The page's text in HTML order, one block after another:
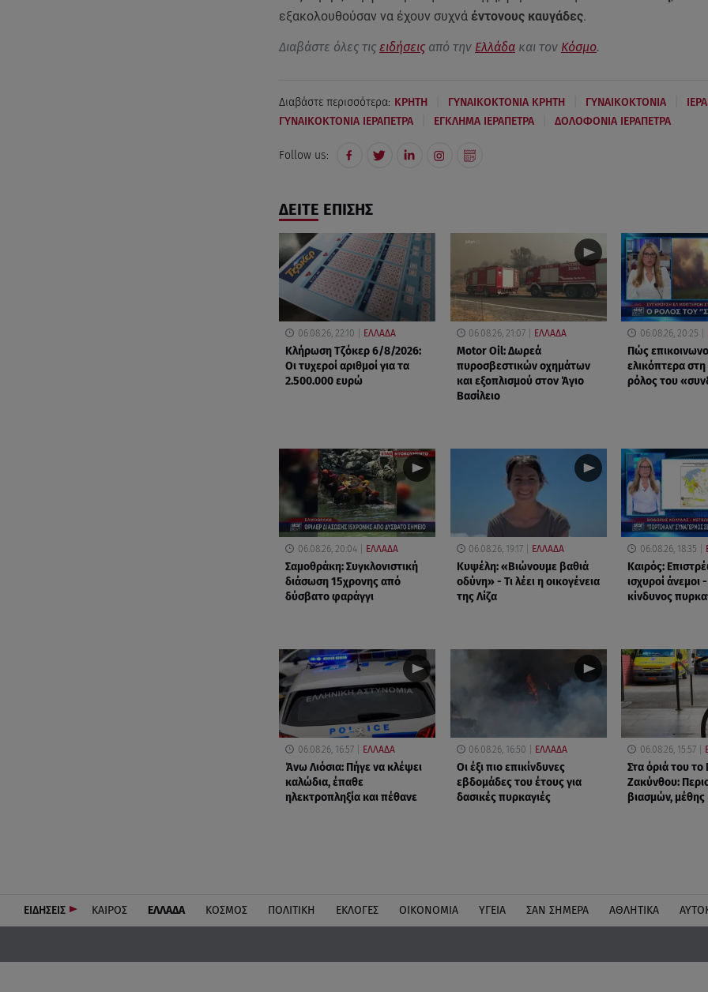
εξακολουθούσαν να έχουν συχνά έντονους καυγάδες.
Διαβάστε όλες τις ειδήσειςαπό την Ελλάδακαι τον Κόσμο.
Διαβάστε περισσότερα: ΚΡΗΤΗ ΓΥΝΑΙΚΟΚΤΟΝΙΑ ΚΡΗΤΗ ΓΥΝΑΙΚΟΚΤΟΝΙΑ
ΓΥΝΑΙΚΟΚΤΟΝΙΑ ΙΕΡΑΠΕΤΡΑ ΕΓΚΛΗΜΑ ΙΕΡΑΠΕΤΡΑ ΔΟΛΟΦΟΝΙΑ ΙΕΡΑΠΕΤΡΑ
Follow us:
ΔΕΙΤΕ ΕΠΙΣΗΣ
06.08.26, 22:10 ΕΛΛΑΔΑ
Κλήρωση Τζόκερ 6/8/2026:
Οι τυχεροί αριθμοί για τα
2.500.000 ευρώ
06.08.26, 21:07 ΕΛΛΑΔΑ
Motor Oil: Δωρεά
πυροσβεστικών οχημάτων
και εξοπλισμού στον Άγιο
Βασίλειο
06.08.26, 20:25
Πώς
ελικόπτερα
ρόλος του
06.08.26, 20:04 ΕΛΛΑΔΑ
Σαμοθράκη: Συγκλονιστική
διάσωση 15χρονης από
δύσβατο φαράγγι
06.08.26, 19:17 ΕΛΛΑΔΑ
Κυψέλη: «Βιώνουμε βαθιά
οδύνη» - Τι λέει η οικογένεια
της Λίζα
06.08.26, 18:35
Καιρός:
ισχυροί άνεμοι
κίνδυνος
06.08.26, 16:57 ΕΛΛΑΔΑ
Άνω Λιόσια: Πήγε να κλέψει
καλώδια, έπαθε
ηλεκτροπληξία και πέθανε
06.08.26, 16:50 ΕΛΛΑΔΑ
Οι έξι πιο επικίνδυνες
εβδομάδες του έτους για
δασικές πυρκαγιές
06.08.26, 15:57
Στα όριά του
Ζακύνθου:
βιασμών, μέθης
ΕΙΔΗΣΕΙΣ ΚΑΙΡΟΣ ΕΛΛΑΔΑ ΚΟΣΜΟΣ ΠΟΛΙΤΙΚΗ ΕΚΛΟΓΕΣ ΟΙΚΟΝΟΜΙΑ ΥΓΕΙΑ ΣΑΝ ΣΗΜΕΡΑ ΑΘΛΗΤΙΚΑ